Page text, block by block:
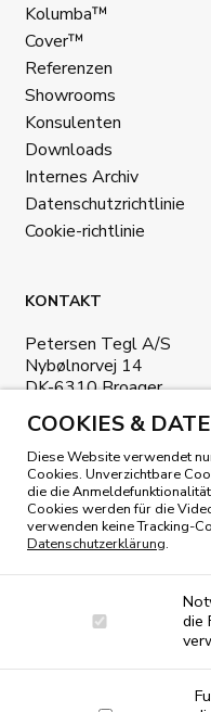
COOKIES &
Diese Website verwendet
Cookies. Unverzichtbare
die die
Cookies werden für die
verwenden keine Tracking-
Datenschutzerklärung.
die
Kolumba™
Cover™
Referenzen
Showrooms
Konsulenten
Downloads
Internes Archiv
Datenschutzrichtlinie
Cookie-richtlinie
KONTAKT
Petersen Tegl A/S
Nybølnorvej 14
DK-6310 Broager
+45 7444 1236
info@petersen-tegl.dk
UNSER MAGAZIN LESEN